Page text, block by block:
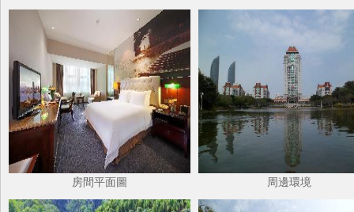
房間平面圖 周邊環境